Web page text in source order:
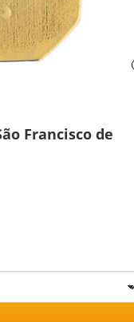
Francisco de